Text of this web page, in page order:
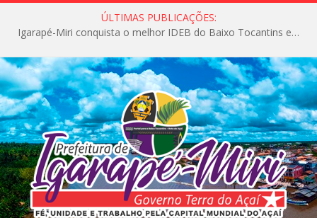
ÚLTIMAS PUBLICAÇÕES:
Igarapé-Miri conquista o melhor IDEB do Baixo Tocantins e avança na qualidade da educação pública